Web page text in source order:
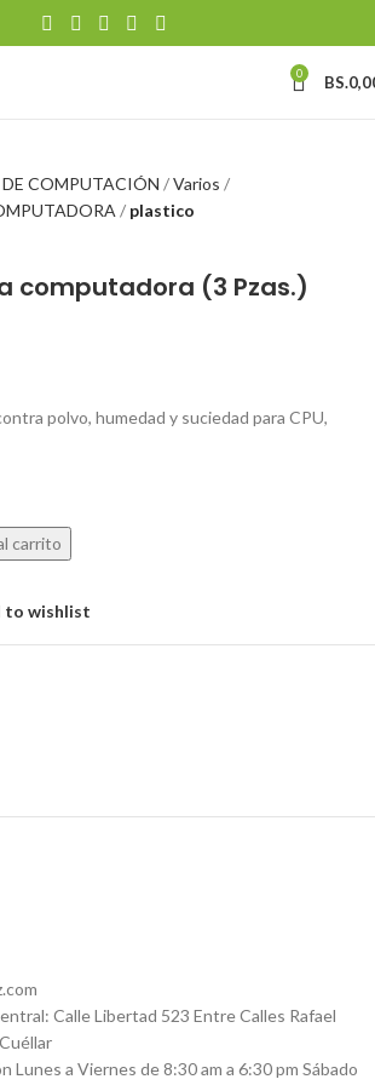
0 BS.
COMPUTACIÓN
Varios
plastico
computadora (3 Pzas.)
polvo, humedad y suciedad para CPU,
carrito
to wishlist
Calle Libertad 523 Entre Calles Rafael
Lunes a Viernes de 8:30 am a 6:30 pm Sábado